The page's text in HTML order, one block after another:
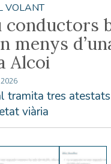
VOLANT
conductors
menys
Alcoi
tramita tres
viària